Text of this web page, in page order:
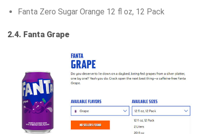
Fanta Zero Sugar Orange 12 fl oz, 12 Pack
2.4. Fanta Grape